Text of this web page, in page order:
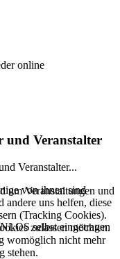
online
und Veranstalter
Veranstalter...
um Veranstaltungen und
selbst eingetragen
von ihnen sind
andere uns helfen, diese
(Tracking Cookies).
zulassen möchten.
womöglich nicht mehr
stehen.